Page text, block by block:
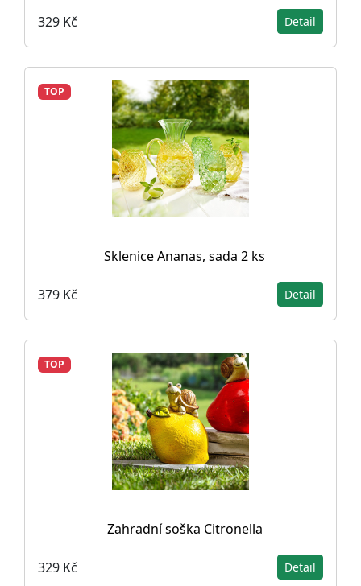
329 Kč Detail
TOP
Sklenice Ananas, sada 2 ks
379 Kč Detail
TOP
Zahradní soška Citronella
329 Kč Detail